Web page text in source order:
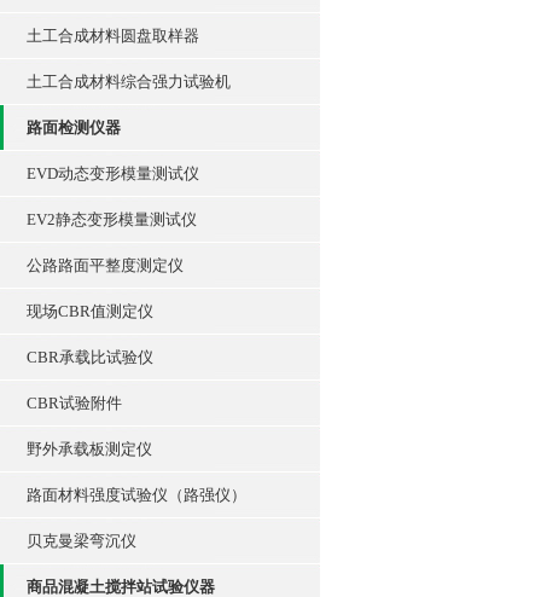
土工合成材料圆盘取样器
土工合成材料综合强力试验机
路面检测仪器
EVD动态变形模量测试仪
EV2静态变形模量测试仪
公路路面平整度测定仪
现场CBR值测定仪
CBR承载比试验仪
CBR试验附件
野外承载板测定仪
路面材料强度试验仪（路强仪）
贝克曼梁弯沉仪
商品混凝土搅拌站试验仪器